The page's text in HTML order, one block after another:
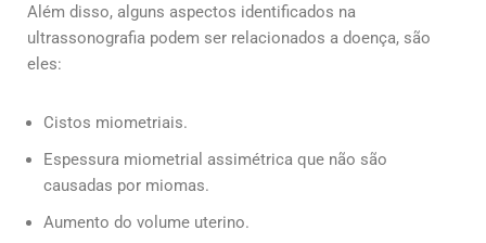
Além disso, alguns aspectos identificados na
ultrassonografia podem ser relacionados a doença, são
eles:
Cistos miometriais.
Espessura miometrial assimétrica que não são
causadas por miomas.
Aumento do volume uterino.